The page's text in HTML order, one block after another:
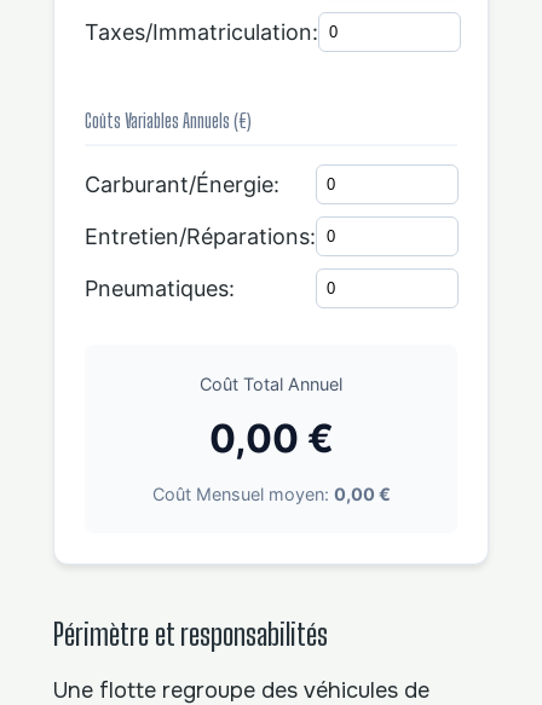
Taxes/Immatriculation:
Coûts Variables Annuels (€)
Carburant/Énergie:
Entretien/Réparations:
Pneumatiques:
Coût Total Annuel
0,00 €
Coût Mensuel moyen: 0,00 €
Périmètre et responsabilités
Une flotte regroupe des véhicules de